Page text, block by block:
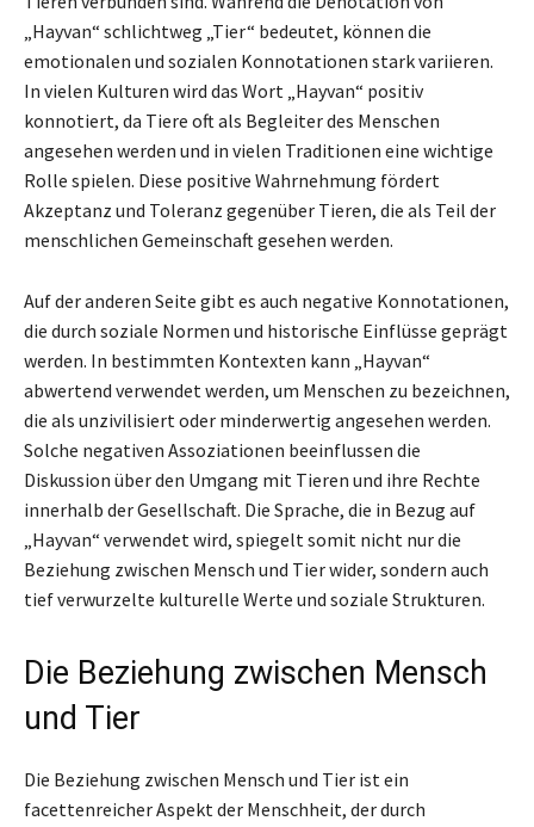
„Hayvan“ schlichtweg „Tier“ bedeutet, können die
emotionalen und sozialen Konnotationen stark variieren.
In vielen Kulturen wird das Wort „Hayvan“ positiv
konnotiert, da Tiere oft als Begleiter des Menschen
angesehen werden und in vielen Traditionen eine wichtige
Rolle spielen. Diese positive Wahrnehmung fördert
Akzeptanz und Toleranz gegenüber Tieren, die als Teil der
menschlichen Gemeinschaft gesehen werden.
Auf der anderen Seite gibt es auch negative Konnotationen,
die durch soziale Normen und historische Einflüsse geprägt
werden. In bestimmten Kontexten kann „Hayvan“
abwertend verwendet werden, um Menschen zu bezeichnen,
die als unzivilisiert oder minderwertig angesehen werden.
Solche negativen Assoziationen beeinflussen die
Diskussion über den Umgang mit Tieren und ihre Rechte
innerhalb der Gesellschaft. Die Sprache, die in Bezug auf
„Hayvan“ verwendet wird, spiegelt somit nicht nur die
Beziehung zwischen Mensch und Tier wider, sondern auch
tief verwurzelte kulturelle Werte und soziale Strukturen.
Die Beziehung zwischen Mensch
und Tier
Die Beziehung zwischen Mensch und Tier ist ein
facettenreicher Aspekt der Menschheit, der durch